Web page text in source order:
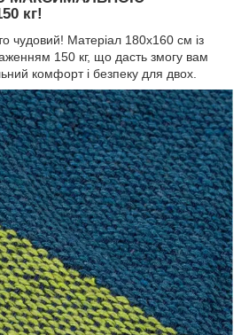
кг!
чудовий! Матеріал 180х160 см із
150 кг, що дасть змогу вам
комфорт і безпеку для двох.